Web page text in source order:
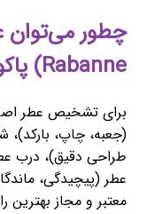
Rabanne) پاکو رابان را تشخیص داد؟
برای تشخیص عطر اصل
(جعبه، چاپ،
طراحی دقیق)، درب
عطر (پیچیدگی،
معتبر و مجاز